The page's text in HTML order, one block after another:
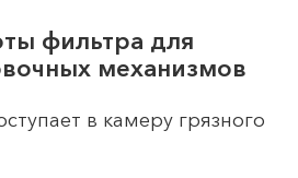
фильтра для
механизмов
в камеру грязного